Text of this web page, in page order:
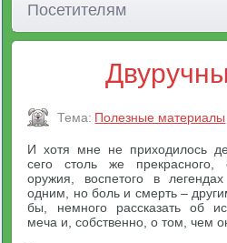
Посетителям
Тема: Полезные материалы
И хотя мне не приходилось
сего столь же прекрасного,
оружия, воспетого в
одним, но боль и смерть –
бы, немного рассказать об
меча и, собственно, о том, чем